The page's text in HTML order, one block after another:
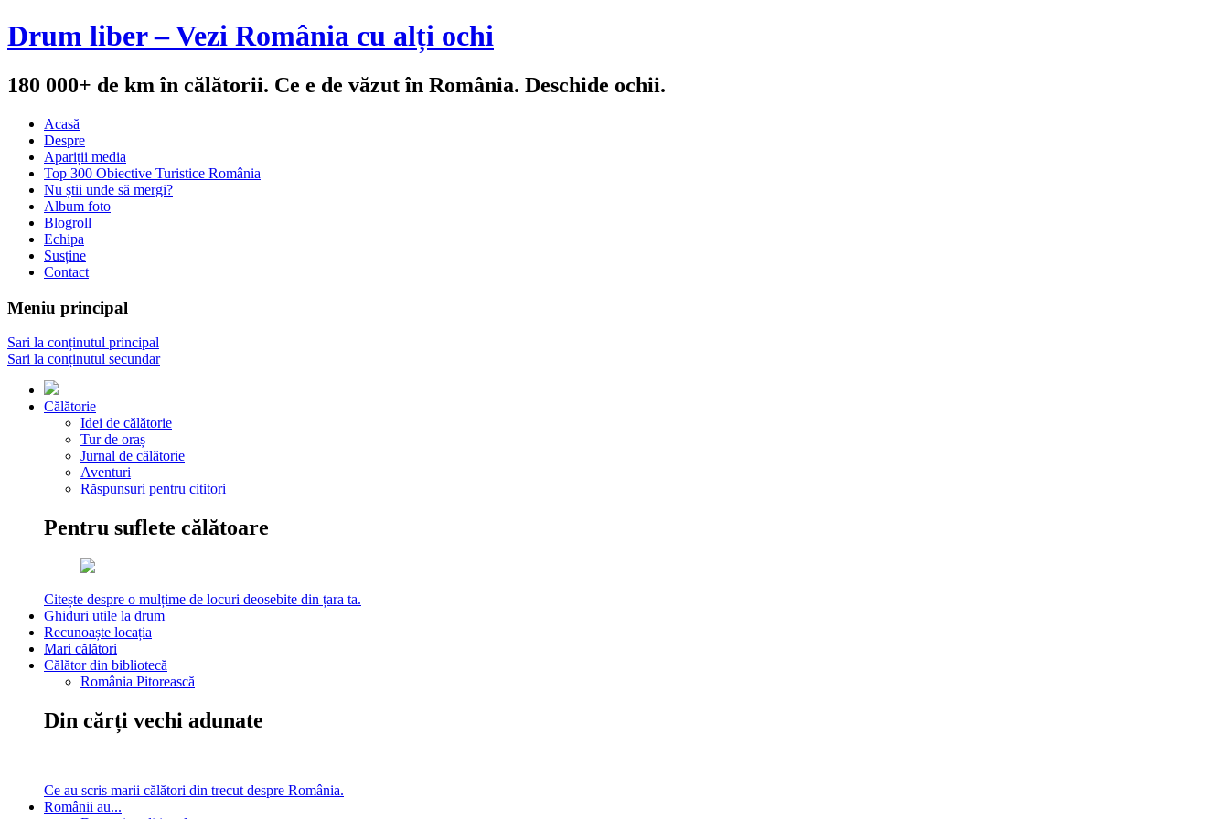
Drum liber – Vezi România cu alți ochi
180 000+ de km în călătorii. Ce e de văzut în România. Deschide ochii.
Acasă
Despre
Apariții media
Top 300 Obiective Turistice România
Nu știi unde să mergi?
Album foto
Blogroll
Echipa
Susține
Contact
Meniu principal
Sari la conținutul principal
Sari la conținutul secundar
Călătorie
Idei de călătorie
Tur de oraș
Jurnal de călătorie
Aventuri
Răspunsuri pentru cititori
Pentru suflete călătoare
Citește despre o mulțime de locuri deosebite din țara ta.
Ghiduri utile la drum
Recunoaște locația
Mari călători
Călător din bibliotecă
România Pitorească
Din cărți vechi adunate
Ce au scris marii călători din trecut despre România.
Românii au...